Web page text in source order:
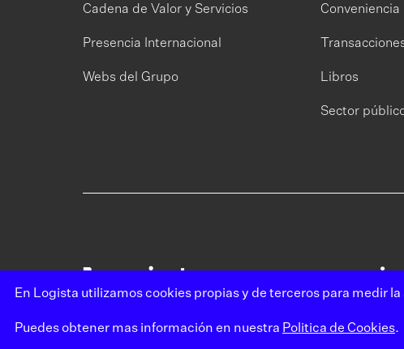
Cadena de Valor y Servicios
Presencia Internacional
Webs del Grupo
Conveniencia
Libros
Sector
En Logista utilizamos cookies propias y de terceros para medir
Puedes obtener mas información en nuestra Politica de Cookies.